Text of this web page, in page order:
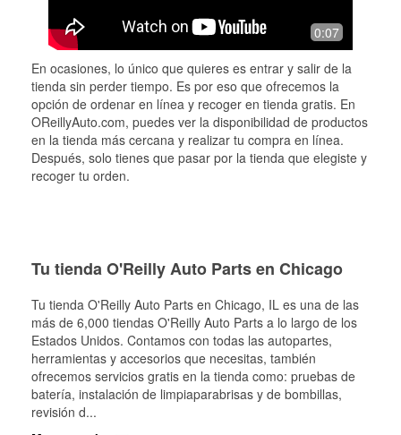
0:07
En ocasiones, lo único que quieres es entrar y salir de la
tienda sin perder tiempo. Es por eso que ofrecemos la
opción de ordenar en línea y recoger en tienda gratis. En
OReillyAuto.com, puedes ver la disponibilidad de productos
en la tienda más cercana y realizar tu compra en línea.
Después, solo tienes que pasar por la tienda que elegiste y
recoger tu orden.
Tu tienda O'Reilly Auto Parts en Chicago
Tu tienda O'Reilly Auto Parts en Chicago, IL es una de las
más de 6,000 tiendas O'Reilly Auto Parts a lo largo de los
Estados Unidos. Contamos con todas las autopartes,
herramientas y accesorios que necesitas, también
ofrecemos servicios gratis en la tienda como: pruebas de
batería, instalación de limpiaparabrisas y de bombillas,
revisión d...